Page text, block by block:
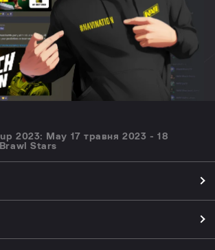
2023: May 17 травня 2023 - 18
Stars